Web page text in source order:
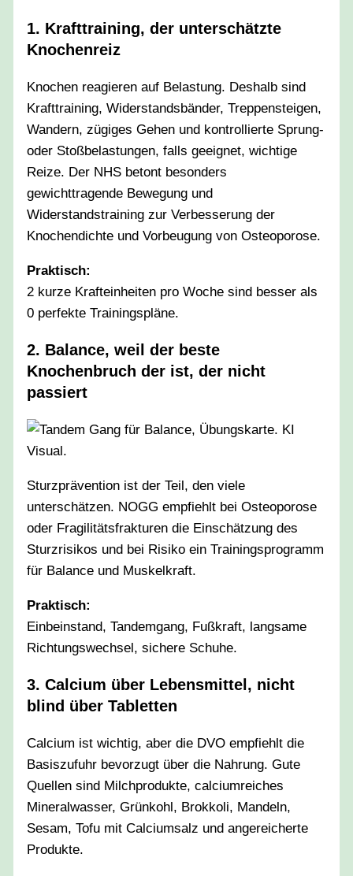
1. Krafttraining, der unterschätzte
Knochenreiz
Knochen reagieren auf Belastung. Deshalb sind
Krafttraining, Widerstandsbänder, Treppensteigen,
Wandern, zügiges Gehen und kontrollierte Sprung-
oder Stoßbelastungen, falls geeignet, wichtige
Reize. Der NHS betont besonders
gewichttragende Bewegung und
Widerstandstraining zur Verbesserung der
Knochendichte und Vorbeugung von Osteoporose.
Praktisch:
2 kurze Krafteinheiten pro Woche sind besser als
0 perfekte Trainingspläne.
2. Balance, weil der beste
Knochenbruch der ist, der nicht
passiert
Sturzprävention ist der Teil, den viele
unterschätzen. NOGG empfiehlt bei Osteoporose
oder Fragilitätsfrakturen die Einschätzung des
Sturzrisikos und bei Risiko ein Trainingsprogramm
für Balance und Muskelkraft.
Praktisch:
Einbeinstand, Tandemgang, Fußkraft, langsame
Richtungswechsel, sichere Schuhe.
3. Calcium über Lebensmittel, nicht
blind über Tabletten
Calcium ist wichtig, aber die DVO empfiehlt die
Basiszufuhr bevorzugt über die Nahrung. Gute
Quellen sind Milchprodukte, calciumreiches
Mineralwasser, Grünkohl, Brokkoli, Mandeln,
Sesam, Tofu mit Calciumsalz und angereicherte
Produkte.